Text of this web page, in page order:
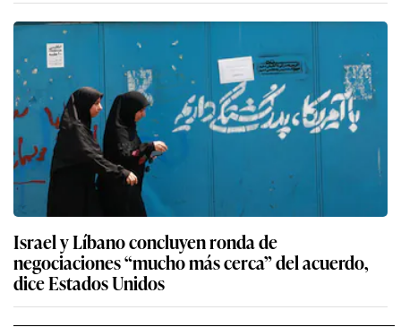
Israel y Líbano concluyen ronda de
negociaciones “mucho más cerca” del acuerdo,
dice Estados Unidos